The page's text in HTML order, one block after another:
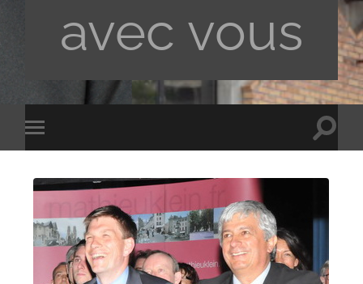
avec vous
Toggle
mobile
Toggle